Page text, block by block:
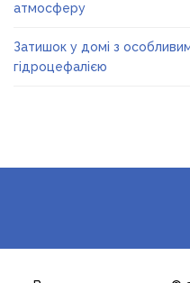
атмосферу
Затишок у домі з
гідроцефалією